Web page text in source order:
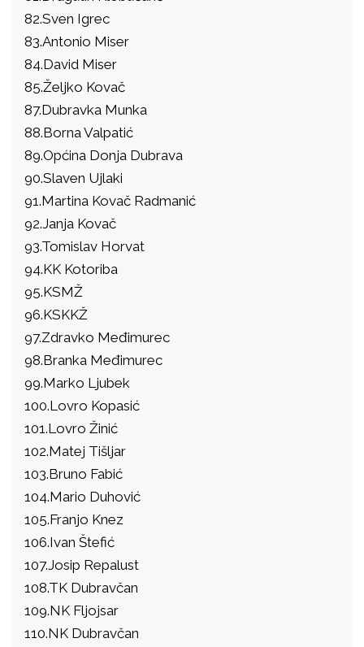
82.Sven Igrec
83.Antonio Miser
84.David Miser
85.Željko Kovač
87.Dubravka Munka
88.Borna Valpatić
89.Općina Donja Dubrava
90.Slaven Ujlaki
91.Martina Kovač Radmanić
92.Janja Kovač
93.Tomislav Horvat
94.KK Kotoriba
95.KSMŽ
96.KSKKŽ
97.Zdravko Međimurec
98.Branka Međimurec
99.Marko Ljubek
100.Lovro Kopasić
101.Lovro Žinić
102.Matej Tišljar
103.Bruno Fabić
104.Mario Duhović
105.Franjo Knez
106.Ivan Štefić
107.Josip Repalust
108.TK Dubravčan
109.NK Fljojsar
110.NK Dubravčan